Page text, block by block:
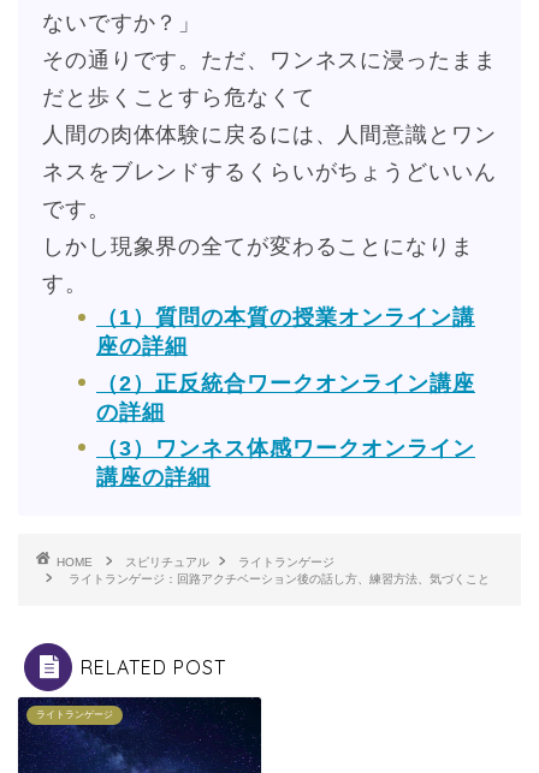
ないですか？」
その通りです。ただ、ワンネスに浸ったまま
だと歩くことすら危なくて
人間の肉体体験に戻るには、人間意識とワン
ネスをブレンドするくらいがちょうどいいん
です。
しかし現象界の全てが変わることになりま
す。
（1）質問の本質の授業オンライン講
座の詳細
（2）正反統合ワークオンライン講座
の詳細
（3）ワンネス体感ワークオンライン
講座の詳細
HOME スピリチュアル
ライトランゲージ
ライトランゲージ：回路アクチベーション後の話し方、練習方法、気づくこと
RELATED POST
ライトランゲージ